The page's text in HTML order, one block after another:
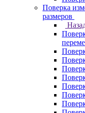
Поверка
размеров